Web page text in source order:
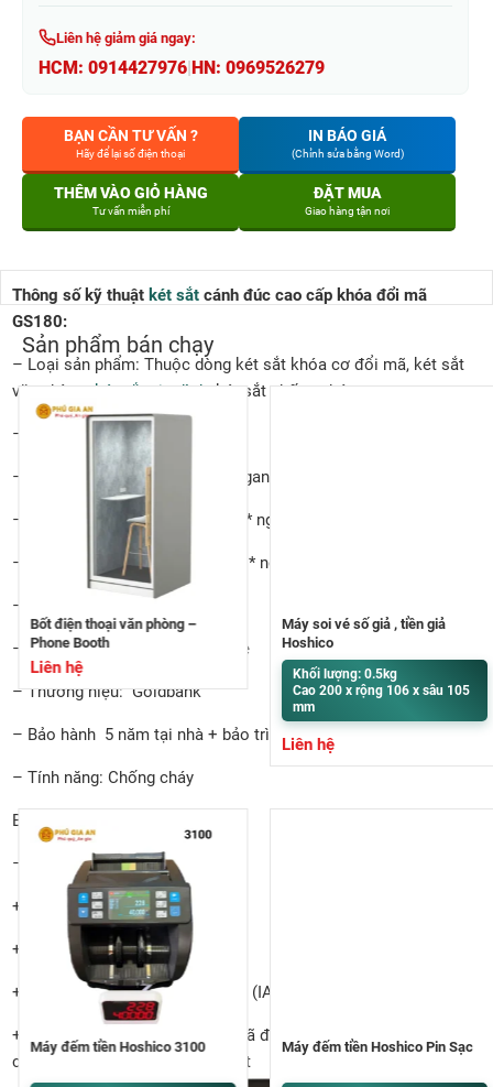
Liên hệ giảm giá ngay:
HCM: 0914427976 HN: 0969526279
BẠN CẦN TƯ VẤN ?
Hãy để lại số điện thoại
IN BÁO GIÁ
(Chỉnh sửa bằng Word)
THÊM VÀO GIỎ HÀNG
Tư vấn miễn phí
ĐẶT MUA
Giao hàng tận nơi
Thông số kỹ thuật két sắt cánh đúc cao cấp khóa đổi mã
GS180:
– Loại sản phẩm: Thuộc dòng két sắt khóa cơ đổi mã, két sắt
văn phòng,két sắt gia đình, két sắt chống cháy.
– Mã sản phẩm: GS180
– Kích thước ngoài: cao 780 * ngang 530 * sâu 560mm
– Kích thước sử dụng: cao 420 * ngang 420 * sâu 365mm
– Kích thước ngăn phụ: cao 120 * ngang 420 * sâu 360mm
– Trọng lượng:160kg
– Kiểu dáng: Đứng, chân bánh xe
– Thương hiệu: Goldbank
– Bảo hành 5 năm tại nhà + bảo trì: trọn đời
– Tính năng: Chống cháy
Bảo mật : Khóa cơ + khóa chìa
– Các chứng chỉ nhà máy:
+ Iso SGS 9001: 2008
+ Chứng nhận số: VN 16/0059
+ Chứng nhận VINCAS 049-QMS (IAF)
+ TCCS 01:2010/VTNH&ATKQ đã được Tiêu chuẩn đo lường
chất lượng Hà Nội góp ý xem xét
Sản phẩm bán chạy
Bốt điện thoại văn phòng –
Phone Booth
Liên hệ
Máy soi vé số giả , tiền giả
Hoshico
Khối lượng: 0.5kg
Cao 200 x rộng 106 x sâu 105
mm
Liên hệ
Máy đếm tiền Hoshico 3100 Máy đếm tiền Hoshico Pin Sạc